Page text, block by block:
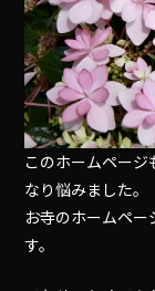
このホームペー
なり悩みました。
お寺のホームペ
す。